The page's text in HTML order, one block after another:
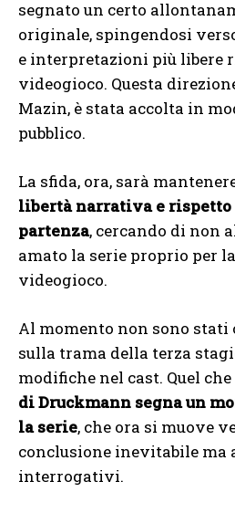
segnato un certo
originale, spingendosi
e interpretazioni più libere
videogioco. Questa
Mazin, è stata accolta in
pubblico.
La sfida, ora, sarà
libertà narrativa e
partenza, cercando di non
amato la serie proprio per
videogioco.
Al momento non sono
sulla trama della terza
modifiche nel cast. Quel che
di Druckmann segna un
la serie, che ora si muove
conclusione inevitabile ma
interrogativi.